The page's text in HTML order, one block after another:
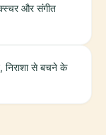
और संगीत
निराशा से बचने के